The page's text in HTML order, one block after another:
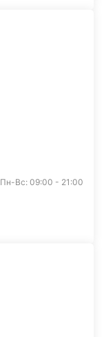
Пн-Вс: 09:00 - 21:00